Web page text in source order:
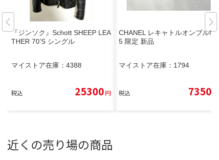
『ジンソク』Schott SHEEP LEA
THER 70’S シングル
マイストア在庫： 4388
税込 25300円
CHANEL レキャトルオンブルN°
5 限定 新品
マイストア在庫： 1794
税込 7350
近くの売り場の商品